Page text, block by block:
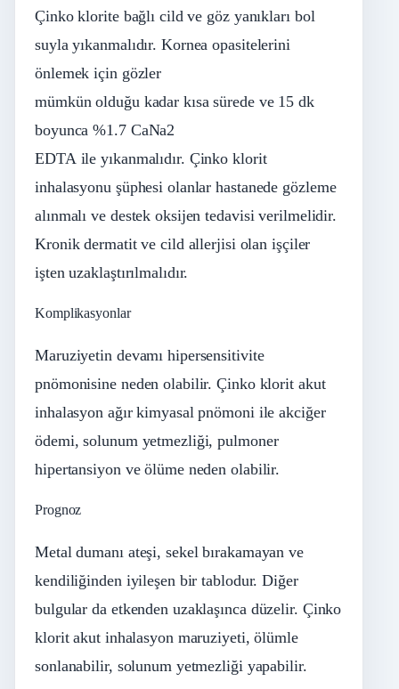
Çinko klorite bağlı cild ve göz yanıkları bol
suyla yıkanmalıdır. Kornea opasitelerini
önlemek için gözler
mümkün olduğu kadar kısa sürede ve 15 dk
boyunca %1.7 CaNa2
EDTA ile yıkanmalıdır. Çinko klorit
inhalasyonu şüphesi olanlar hastanede gözleme
alınmalı ve destek oksijen tedavisi verilmelidir.
Kronik dermatit ve cild allerjisi olan işçiler
işten uzaklaştırılmalıdır.
Komplikasyonlar
Maruziyetin devamı hipersensitivite
pnömonisine neden olabilir. Çinko klorit akut
inhalasyon ağır kimyasal pnömoni ile akciğer
ödemi, solunum yetmezliği, pulmoner
hipertansiyon ve ölüme neden olabilir.
Prognoz
Metal dumanı ateşi, sekel bırakamayan ve
kendiliğinden iyileşen bir tablodur. Diğer
bulgular da etkenden uzaklaşınca düzelir. Çinko
klorit akut inhalasyon maruziyeti, ölümle
sonlanabilir, solunum yetmezliği yapabilir.